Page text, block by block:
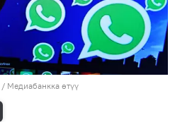
/ Медиабанкка өтүү